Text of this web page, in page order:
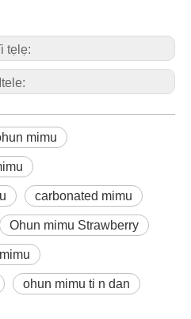
tẹlẹ:
Itele:
mimu
carbonated mimu
Ohun mimu Strawberry
ohun mimu ti n dan